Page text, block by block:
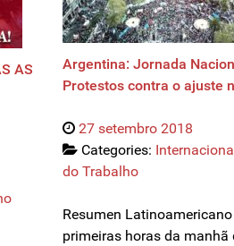
AS
Argentina: Jornada
Protestos contra o ajuste
27 setembro 2018
Categories: Internacional
do Trabalho
Resumen
primeiras horas da manhã